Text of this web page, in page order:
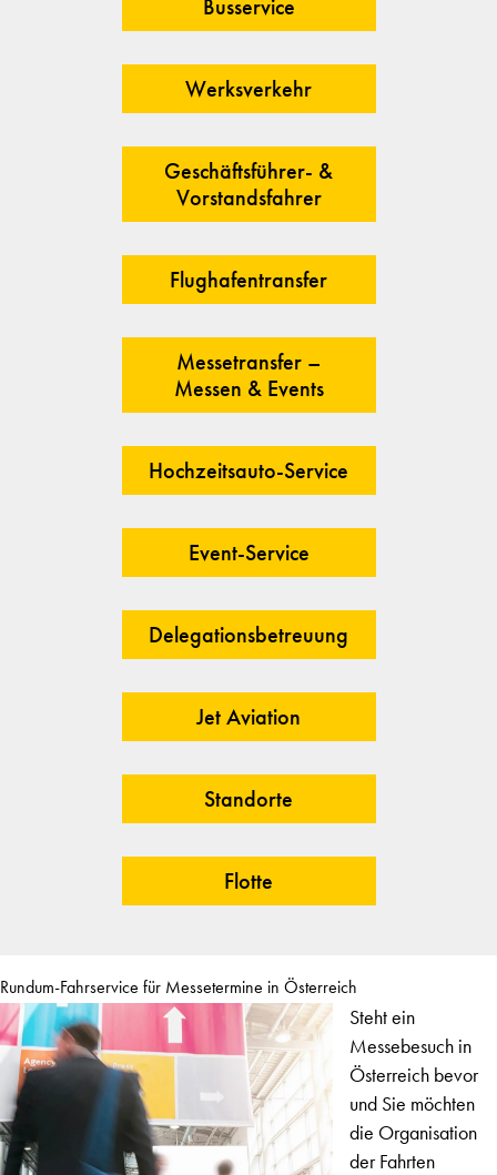
Busservice
Werksverkehr
Geschäftsführer- &
Vorstandsfahrer
Flughafentransfer
Messetransfer –
Messen & Events
Hochzeitsauto-Service
Event-Service
Delegationsbetreuung
Jet Aviation
Standorte
Flotte
Rundum-Fahrservice für Messetermine in Österreich
Steht ein
Messebesuch in
Österreich bevor
und Sie möchten
die Organisation
der Fahrten